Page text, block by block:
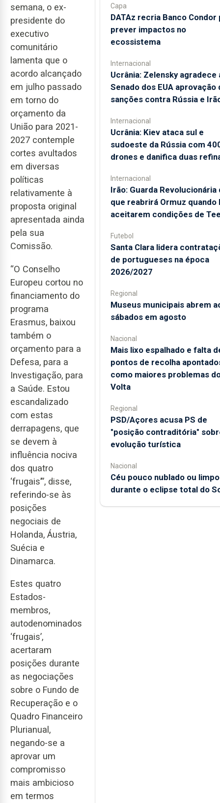
semana, o ex-
presidente do
executivo
comunitário
lamenta que o
acordo alcançado
em julho passado
em torno do
orçamento da
União para 2021-
2027 contemple
cortes avultados
em diversas
políticas
relativamente à
proposta original
apresentada ainda
pela sua
Comissão.
“O Conselho
Europeu cortou no
financiamento do
programa
Erasmus, baixou
também o
orçamento para a
Defesa, para a
Investigação, para
a Saúde. Estou
escandalizado
com estas
derrapagens, que
se devem à
influência nociva
dos quatro
‘frugais’”, disse,
referindo-se às
posições
negociais de
Holanda, Áustria,
Suécia e
Dinamarca.
Estes quatro
Estados-
membros,
autodenominados
‘frugais’,
acertaram
posições durante
as negociações
sobre o Fundo de
Recuperação e o
Quadro Financeiro
Plurianual,
negando-se a
aprovar um
compromisso
mais ambicioso
em termos
Capa
DATAz recria Banco Condor
prever impactos no
ecossistema
Internacional
Ucrânia: Zelensky agradece
Senado dos EUA aprovação
sanções contra Rússia e
Internacional
Ucrânia: Kiev ataca sul e
sudoeste da Rússia com
drones e danifica duas
Internacional
Irão: Guarda Revolucionária
que reabrirá Ormuz quando
aceitarem condições de
Futebol
Santa Clara lidera
de portugueses na época
2026/2027
Regional
Museus municipais abrem
sábados em agosto
Nacional
Mais lixo espalhado e falta
pontos de recolha
como maiores problemas
Volta
Regional
PSD/Açores acusa PS de
"posição contraditória"
evolução turística
Nacional
Céu pouco nublado ou limpo
durante o eclipse total do